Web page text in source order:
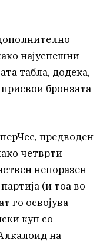
најуспешни
табла, додека,
бронзата
предводен
четврти
непоразен
(и тоа во
го освојува
куп со
на